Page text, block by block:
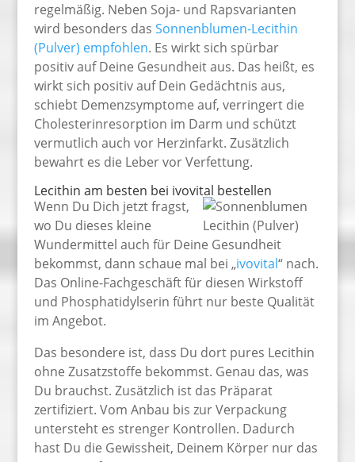
regelmäßig. Neben Soja- und Rapsvarianten
wird besonders das Sonnenblumen-Lecithin
(Pulver) empfohlen. Es wirkt sich spürbar
positiv auf Deine Gesundheit aus. Das heißt, es
wirkt sich positiv auf Dein Gedächtnis aus,
schiebt Demenzsymptome auf, verringert die
Cholesterinresorption im Darm und schützt
vermutlich auch vor Herzinfarkt. Zusätzlich
bewahrt es die Leber vor Verfettung.
Lecithin am besten bei ivovital bestellen
Wenn Du Dich jetzt fragst,
wo Du dieses kleine
Wundermittel auch für Deine Gesundheit
bekommst, dann schaue mal bei „ivovital“ nach.
Das Online-Fachgeschäft für diesen Wirkstoff
und Phosphatidylserin führt nur beste Qualität
im Angebot.
Das besondere ist, dass Du dort pures Lecithin
ohne Zusatzstoffe bekommst. Genau das, was
Du brauchst. Zusätzlich ist das Präparat
zertifiziert. Vom Anbau bis zur Verpackung
untersteht es strenger Kontrollen. Dadurch
hast Du die Gewissheit, Deinem Körper nur das